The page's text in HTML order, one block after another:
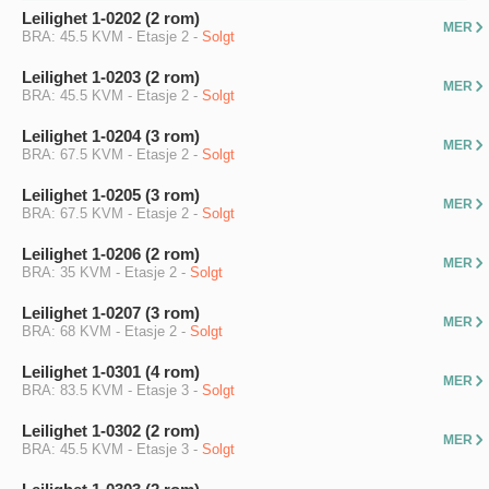
Leilighet 1-0202 (2 rom)
BRA: 45.5 KVM - Etasje 2 - Solgt
MER
Leilighet 1-0203 (2 rom)
BRA: 45.5 KVM - Etasje 2 - Solgt
MER
Leilighet 1-0204 (3 rom)
BRA: 67.5 KVM - Etasje 2 - Solgt
MER
Leilighet 1-0205 (3 rom)
BRA: 67.5 KVM - Etasje 2 - Solgt
MER
Leilighet 1-0206 (2 rom)
BRA: 35 KVM - Etasje 2 - Solgt
MER
Leilighet 1-0207 (3 rom)
BRA: 68 KVM - Etasje 2 - Solgt
MER
Leilighet 1-0301 (4 rom)
BRA: 83.5 KVM - Etasje 3 - Solgt
MER
Leilighet 1-0302 (2 rom)
BRA: 45.5 KVM - Etasje 3 - Solgt
MER